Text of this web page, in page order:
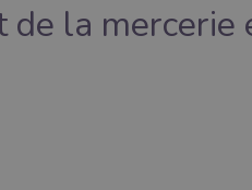
la mercerie